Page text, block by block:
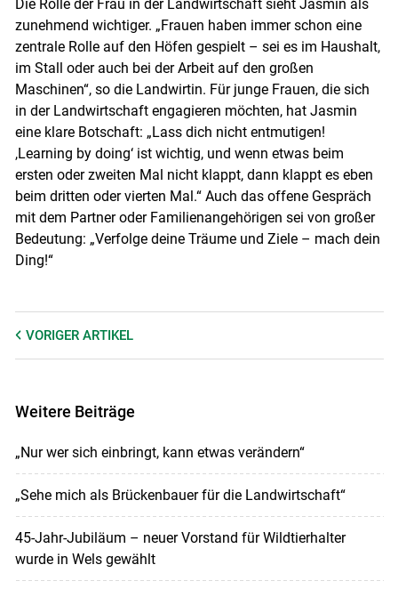
Die Rolle der Frau in der Landwirtschaft sieht Jasmin als
zunehmend wichtiger. „Frauen haben immer schon eine
zentrale Rolle auf den Höfen gespielt – sei es im Haushalt,
im Stall oder auch bei der Arbeit auf den großen
Maschinen“, so die Landwirtin. Für junge Frauen, die sich
in der Landwirtschaft engagieren möchten, hat Jasmin
eine klare Botschaft: „Lass dich nicht entmutigen!
,Learning by doing‘ ist wichtig, und wenn etwas beim
ersten oder zweiten Mal nicht klappt, dann klappt es eben
beim dritten oder vierten Mal.“ Auch das offene Gespräch
mit dem Partner oder Familienangehörigen sei von großer
Bedeutung: „Verfolge deine Träume und Ziele – mach dein
Ding!“
VORIGER ARTIKEL
Weitere Beiträge
„Nur wer sich einbringt, kann etwas verändern“
„Sehe mich als Brückenbauer für die Landwirtschaft“
45-Jahr-Jubiläum – neuer Vorstand für Wildtierhalter
wurde in Wels gewählt